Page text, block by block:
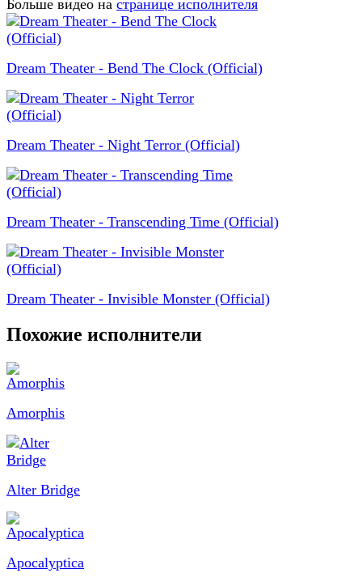
Больше видео на странице исполнителя
Dream Theater - Bend The Clock (Official)
Dream Theater - Night Terror (Official)
Dream Theater - Transcending Time (Official)
Dream Theater - Invisible Monster (Official)
Похожие исполнители
Amorphis
Alter Bridge
Apocalyptica